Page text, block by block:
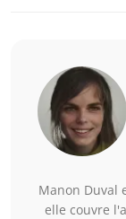
Manon Duval
elle couvre